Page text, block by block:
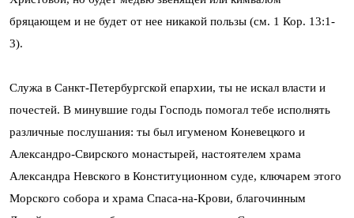
бряцающем и не будет от нее никакой пользы (см. 1 Кор. 13:1-
3).
Служа в Санкт-Петербургской епархии, ты не искал власти и
почестей. В минувшие годы Господь помогал тебе исполнять
различные послушания: ты был игуменом Коневецкого и
Александро-Свирского монастырей, настоятелем храма
Александра Невского в Конституционном суде, ключарем этого
Морского собора и храма Спаса-на-Крови, благочинным